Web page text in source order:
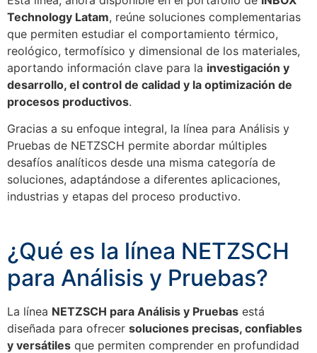
Technology Latam, reúne soluciones complementarias
que permiten estudiar el comportamiento térmico,
reológico, termofísico y dimensional de los materiales,
aportando información clave para la investigación y
desarrollo, el control de calidad y la optimización de
procesos productivos.
Gracias a su enfoque integral, la línea para Análisis y
Pruebas de NETZSCH permite abordar múltiples
desafíos analíticos desde una misma categoría de
soluciones, adaptándose a diferentes aplicaciones,
industrias y etapas del proceso productivo.
¿Qué es la línea NETZSCH
para Análisis y Pruebas?
La línea NETZSCH para Análisis y Pruebas está
diseñada para ofrecer soluciones precisas, confiables
y versátiles que permiten comprender en profundidad